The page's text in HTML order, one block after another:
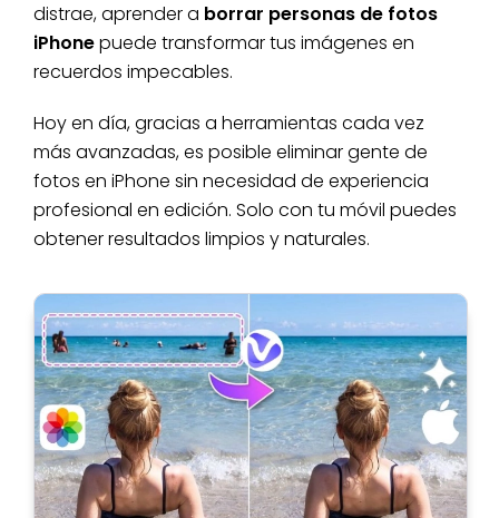
distrae, aprender a borrar personas de fotos
iPhonepuede transformar tus imágenes en
recuerdos impecables.
Hoy en día, gracias a herramientas cada vez
más avanzadas, es posible eliminar gente de
fotos en iPhone sin necesidad de experiencia
profesional en edición. Solo con tu móvil puedes
obtener resultados limpios y naturales.